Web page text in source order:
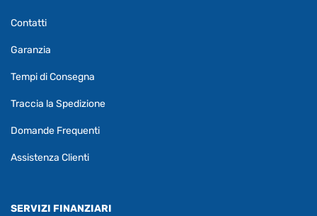
Contatti
Garanzia
Tempi di Consegna
Traccia la Spedizione
Domande Frequenti
Assistenza Clienti
SERVIZI FINANZIARI